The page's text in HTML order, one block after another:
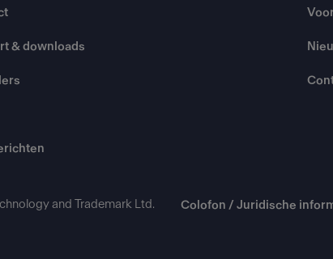
& downloads
and Trademark Ltd. Colofon / Juridische